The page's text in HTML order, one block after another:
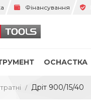
Фінансування
ОСНАСТКА
Дріт 900/15/40